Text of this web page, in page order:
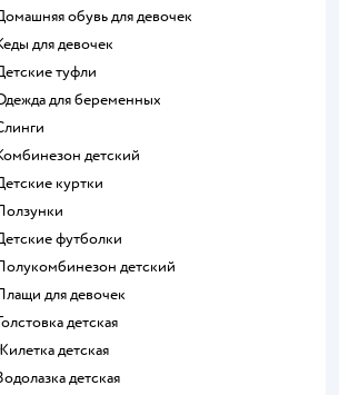
Домашняя обувь для девочек
Кеды для девочек
Детские туфли
Одежда для беременных
Слинги
Комбинезон детский
Детские куртки
Ползунки
Детские футболки
Полукомбинезон детский
Плащи для девочек
Толстовка детская
Жилетка детская
Водолазка детская